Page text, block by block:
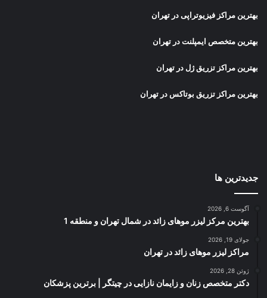
بهترین مراکز فیزیوتراپی در تهران
بهترین متخصص ایمپلنت در تهران
بهترین مراکز تزریق ژل در تهران
بهترین مراکز تزریق بوتاکس در تهران
جدیدترین ها
آگوست 6, 2026
بهترین مرکز لیزر موهای زائد در شمال تهران و منطقه 1
جولای 19, 2026
مراکز لیزر موهای زائد در تهران
ژوئن 28, 2026
دکتر متخصص زنان و زایمان نازایی در چیتگر | برترین پزشکان